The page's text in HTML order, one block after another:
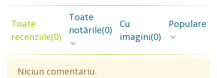
Toate
recenziile(0)
Toate
notările(0)
Cu
imagini(0)
Populare
Niciun comentariu.